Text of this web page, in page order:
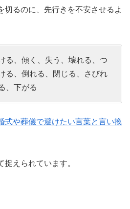
切るのに、先行きを不安させるよ
る、傾く、失う、壊れる、つ
る、倒れる、閉じる、さびれ
、下がる
式や葬儀で避けたい言葉と言い換
捉えられています。